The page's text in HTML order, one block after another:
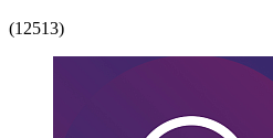
(12513)